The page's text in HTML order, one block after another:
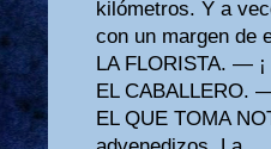
kilómetros. Y a
con un margen de
LA FLORISTA. —
EL CABALLERO.
EL QUE TOMA